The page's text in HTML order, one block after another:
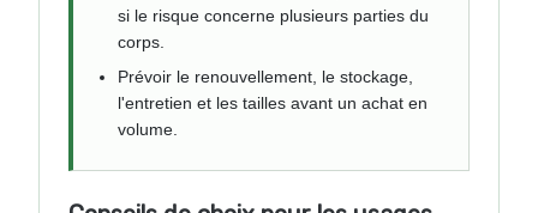
si le risque concerne plusieurs parties du
corps.
Prévoir le renouvellement, le stockage,
l'entretien et les tailles avant un achat en
volume.